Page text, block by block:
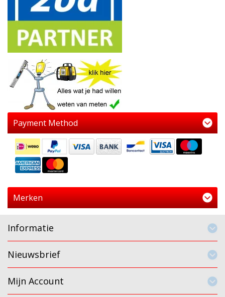
Payment Method
Merken
Informatie
Nieuwsbrief
Mijn Account